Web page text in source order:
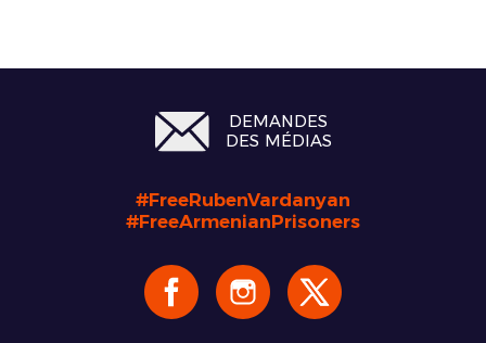
DEMANDES
DES MÉDIAS
#FreeRubenVardanyan
#FreeArmenianPrisoners